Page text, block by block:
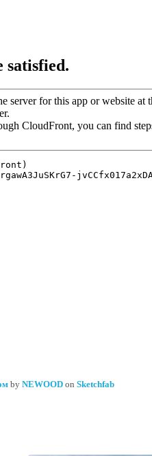
by NEWOOD on Sketchfab